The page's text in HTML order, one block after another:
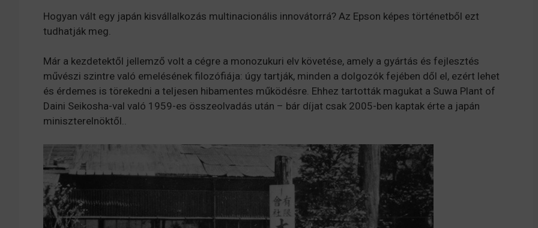
Hogyan vált egy japán kisvállalkozás multinacionális innovátorrá? Az Epson képes történetből ezt
tudhatják meg.
Már a kezdetektől jellemző volt a cégre a monozukuri elv követése, amely a gyártás és fejlesztés
művészi szintre való emelésének filozófiája: úgy tartják, minden a dolgozók fejében dől el, ezért lehet
és érdemes is törekedni a teljesen hibamentes működésre. Ehhez tartották magukat a Suwa Plant of
Daini Seikosha-val való 1959-es összeolvadás után – bár díjat csak 2005-ben kaptak érte a japán
miniszterelnöktől..